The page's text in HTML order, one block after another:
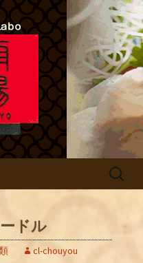
川料理 「中
のあれこれ
検
ドル
cl-chouyou